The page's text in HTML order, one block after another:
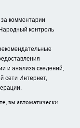
комментарии
контроль
и анализа сведений,
сети Интернет,
вы автоматически